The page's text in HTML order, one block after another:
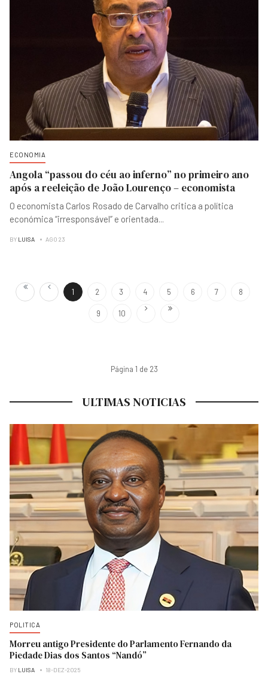
ECONOMIA
Angola “passou do céu ao inferno” no primeiro ano
após a reeleição de João Lourenço – economista
O economista Carlos Rosado de Carvalho critica a política
económica “irresponsável” e orientada...
BY LUISA AGO 23
1 2 3 4 5 6 7 8
9 10
Página 1 de 23
ULTIMAS NOTICIAS
POLITICA
Morreu antigo Presidente do Parlamento Fernando da
Piedade Dias dos Santos “Nandó”
BY LUISA 18-DEZ-2025